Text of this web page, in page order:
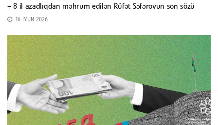
– 8 il azadlıqdan məhrum edilən Rüfət Səfərovun son sözü
16 İYUN 2026